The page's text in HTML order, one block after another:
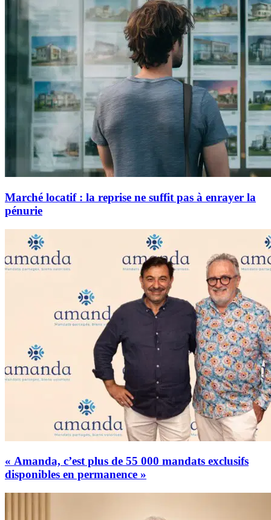
Marché locatif : la reprise ne suffit pas à enrayer la
pénurie
« Amanda, c’est plus de 55 000 mandats exclusifs
disponibles en permanence »